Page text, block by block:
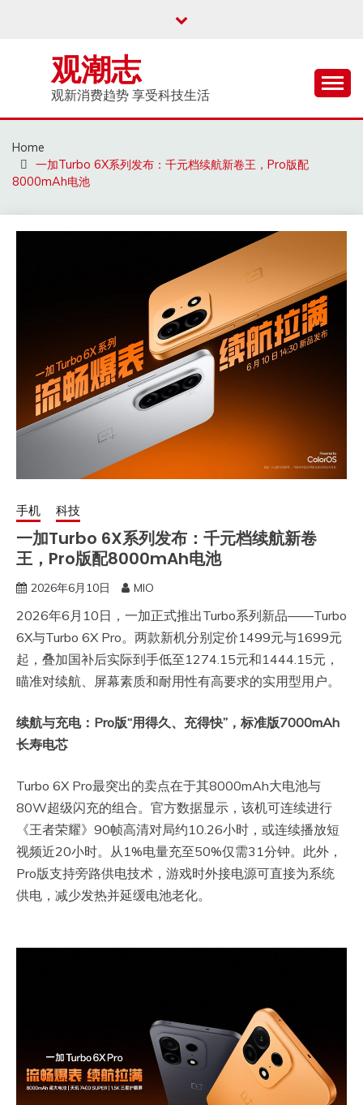
观潮志
观新消费趋势 享受科技生活
Home
一加Turbo 6X系列发布：千元档续航新卷王，Pro版配
8000mAh电池
手机 科技
一加Turbo 6X系列发布：千元档续航新卷
王，Pro版配8000mAh电池
2026年6月10日 MIO
2026年6月10日，一加正式推出Turbo系列新品——Turbo
6X与Turbo 6X Pro。两款新机分别定价1499元与1699元
起，叠加国补后实际到手低至1274.15元和1444.15元，
瞄准对续航、屏幕素质和耐用性有高要求的实用型用户。
续航与充电：Pro版“用得久、充得快”，标准版7000mAh
长寿电芯
Turbo 6X Pro最突出的卖点在于其8000mAh大电池与
80W超级闪充的组合。官方数据显示，该机可连续进行
《王者荣耀》90帧高清对局约10.26小时，或连续播放短
视频近20小时。从1%电量充至50%仅需31分钟。此外，
Pro版支持旁路供电技术，游戏时外接电源可直接为系统
供电，减少发热并延缓电池老化。